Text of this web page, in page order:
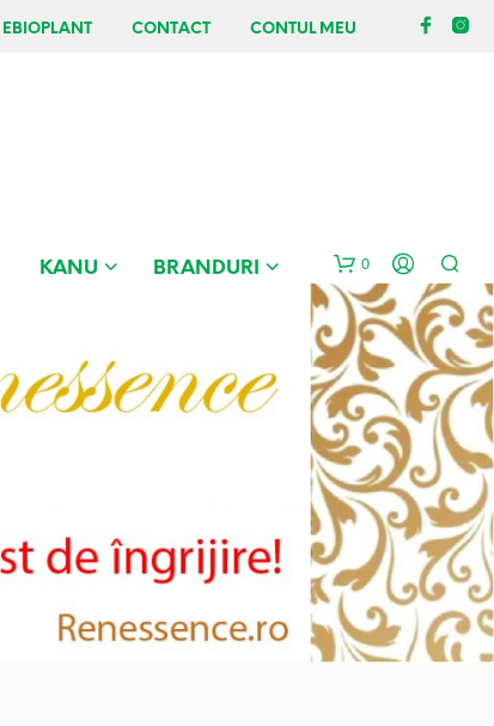
EBIOPLANT CONTACT CONTUL MEU
KANU BRANDURI 0